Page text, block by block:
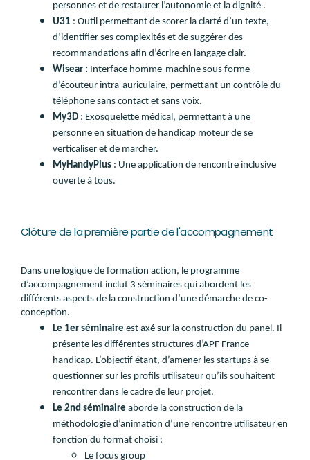
personnes et de restaurer l’autonomie et la dignité .
U31 : Outil permettant de scorer la clarté d’un texte,
d’identifier ses complexités et de suggérer des
recommandations afin d’écrire en langage clair.
Wisear : Interface homme-machine sous forme
d’écouteur intra-auriculaire, permettant un contrôle du
téléphone sans contact et sans voix.
My3D : Exosquelette médical, permettant à une
personne en situation de handicap moteur de se
verticaliser et de marcher.
MyHandyPlus : Une application de rencontre inclusive
ouverte à tous.
Clôture de la première partie de l'accompagnement
Dans une logique de formation action, le programme
d’accompagnement inclut 3 séminaires qui abordent les
différents aspects de la construction d’une démarche de co-
conception.
Le 1er séminaire est axé sur la construction du panel. Il
présente les différentes structures d’APF France
handicap. L’objectif étant, d’amener les startups à se
questionner sur les profils utilisateur qu’ils souhaitent
rencontrer dans le cadre de leur projet.
Le 2nd séminaire aborde la construction de la
méthodologie d’animation d’une rencontre utilisateur en
fonction du format choisi :
Le focus group